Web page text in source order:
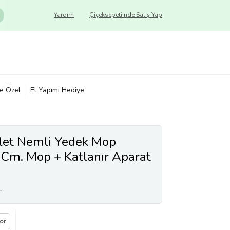
Çiçeksepeti'nde Satış Yap
Yardım
Özel El Yapımı Hediye
Nemli Yedek Mop
Mop + Katlanır Aparat